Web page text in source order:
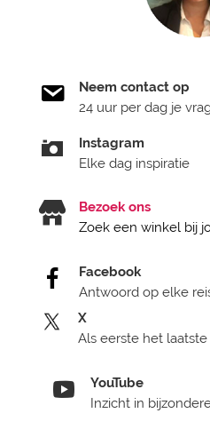
Neem contact op
24 uur per dag je
Instagram
Elke dag inspiratie
Bezoek ons
Zoek een winkel bij
Facebook
Antwoord op elke
X
Als eerste het
YouTube
Inzicht in